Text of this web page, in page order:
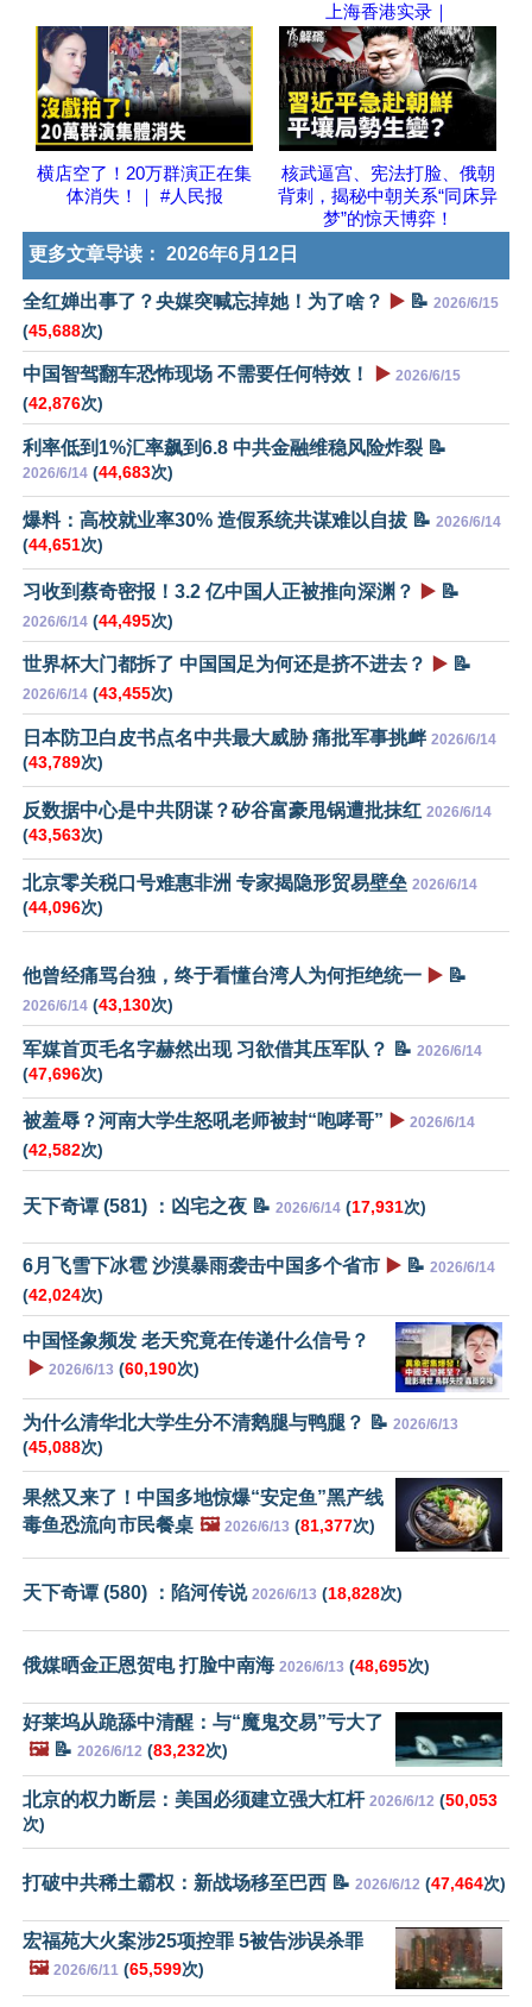
上海香港实录｜
横店空了！20万群演正在集
体消失！｜ #人民报
核武逼宫、宪法打脸、俄朝
背刺，揭秘中朝关系“同床异
梦”的惊天博弈！
更多文章导读： 2026年6月12日
全红婵出事了？央媒突喊忘掉她！为了啥？ ▶️ 📝 2026/6/15
(45,688次)
中国智驾翻车恐怖现场 不需要任何特效！ ▶️ 2026/6/15
(42,876次)
利率低到1%汇率飙到6.8 中共金融维稳风险炸裂 📝
2026/6/14 (44,683次)
爆料：高校就业率30% 造假系统共谋难以自拔 📝 2026/6/14
(44,651次)
习收到蔡奇密报！3.2 亿中国人正被推向深渊？ ▶️ 📝
2026/6/14 (44,495次)
世界杯大门都拆了 中国国足为何还是挤不进去？ ▶️ 📝
2026/6/14 (43,455次)
日本防卫白皮书点名中共最大威胁 痛批军事挑衅 2026/6/14
(43,789次)
反数据中心是中共阴谋？矽谷富豪甩锅遭批抹红 2026/6/14
(43,563次)
北京零关税口号难惠非洲 专家揭隐形贸易壁垒 2026/6/14
(44,096次)
他曾经痛骂台独，终于看懂台湾人为何拒绝统一 ▶️ 📝
2026/6/14 (43,130次)
军媒首页毛名字赫然出现 习欲借其压军队？ 📝 2026/6/14
(47,696次)
被羞辱？河南大学生怒吼老师被封“咆哮哥” ▶️ 2026/6/14
(42,582次)
天下奇谭 (581) ：凶宅之夜 📝 2026/6/14 (17,931次)
6月飞雪下冰雹 沙漠暴雨袭击中国多个省市 ▶️ 📝 2026/6/14
(42,024次)
中国怪象频发 老天究竟在传递什么信号？
▶️ 2026/6/13 (60,190次)
为什么清华北大学生分不清鹅腿与鸭腿？ 📝 2026/6/13
(45,088次)
果然又来了！中国多地惊爆“安定鱼”黑产线
毒鱼恐流向市民餐桌 🖼️ 2026/6/13 (81,377次)
天下奇谭 (580) ：陷河传说 2026/6/13 (18,828次)
俄媒晒金正恩贺电 打脸中南海 2026/6/13 (48,695次)
好莱坞从跪舔中清醒：与“魔鬼交易”亏大了
🖼️📝 2026/6/12 (83,232次)
北京的权力断层：美国必须建立强大杠杆 2026/6/12 (50,053
次)
打破中共稀土霸权：新战场移至巴西 📝 2026/6/12 (47,464次)
宏福苑大火案涉25项控罪 5被告涉误杀罪
🖼️ 2026/6/11 (65,599次)